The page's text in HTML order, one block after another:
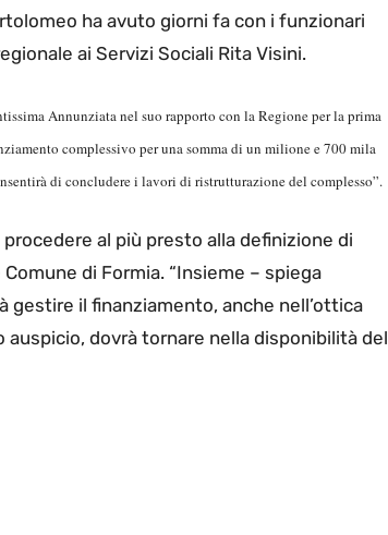
ha avuto giorni fa con i funzionari
ai Servizi Sociali Rita Visini.
Annunziata nel suo rapporto con la Regione per la prima
complessivo per una somma di un milione e 700 mila
di concludere i lavori di ristrutturazione del complesso”.
al più presto alla definizione di
di Formia. “Insieme – spiega
gestire il finanziamento, anche nell’ottica
dovrà tornare nella disponibilità del